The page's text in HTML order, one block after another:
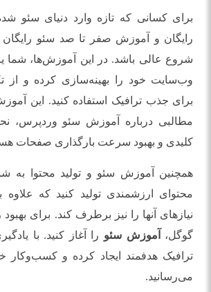
برای کسانی که تازه وارد دنیای سئو
رایگان و آموزش صفر تا صد سئو رایگان
شروع عالی باشد. در این آموزش‌ها، شما
وب‌سایت خود را بهینه‌سازی کرده و از
برای جذب ترافیک استفاده کنید. این
مطالبی درباره آموزش سئو وردپرس،
کلیدی و بهبود سرعت بارگذاری صفحات
همچنین آموزش سئو و تولید محتوا به
محتوای ارزشمندی تولید کنید که
نیازهای آنها را نیز برطرف کند. برای
گوگل،
آموزش سئو را آغاز کنید. با
ترافیک هدفمند ایجاد کرده و کسب‌وکار
می‌رسانید.